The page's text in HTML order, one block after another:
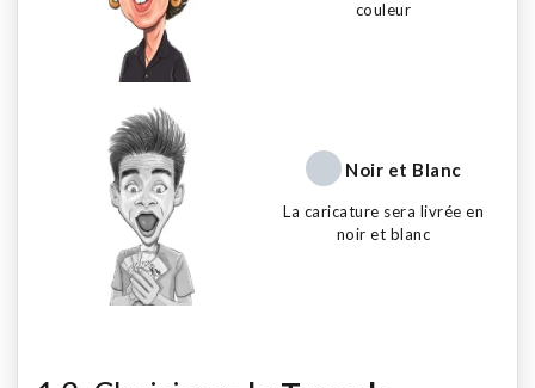
couleur
Noir et Blanc
La caricature sera livrée en
noir et blanc